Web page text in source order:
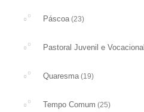
Páscoa(23)
Pastoral Juvenil e Vocacional
Quaresma(19)
Tempo Comum (25)